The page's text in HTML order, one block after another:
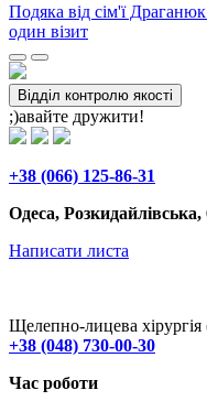
Подяка від сім'ї
один візит
Відділ контролю якості
;)авайте дружити!
+38 (066) 125-86-31
Одеса, Розкидайлівська,
Написати листа
Щелепно-лицева хірургія
+38 (048) 730-00-30
Час роботи